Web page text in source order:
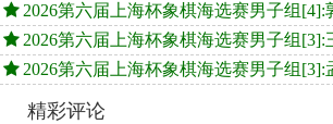
2026第六届上海杯象棋海选赛男子组[4]:
2026第六届上海杯象棋海选赛男子组[3]:
2026第六届上海杯象棋海选赛男子组[3]:
精彩评论